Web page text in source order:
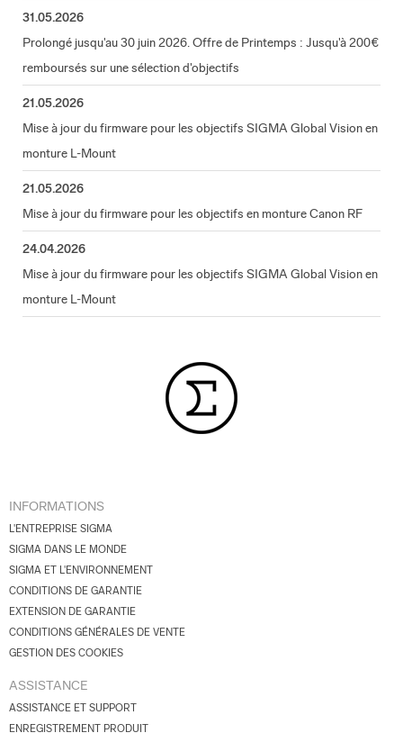
31.05.2026
Prolongé jusqu'au 30 juin 2026. Offre de Printemps : Jusqu'à 200€
remboursés sur une sélection d'objectifs
21.05.2026
Mise à jour du firmware pour les objectifs SIGMA Global Vision en
monture L-Mount
21.05.2026
Mise à jour du firmware pour les objectifs en monture Canon RF
24.04.2026
Mise à jour du firmware pour les objectifs SIGMA Global Vision en
monture L-Mount
INFORMATIONS
L'ENTREPRISE SIGMA
SIGMA DANS LE MONDE
SIGMA ET L'ENVIRONNEMENT
CONDITIONS DE GARANTIE
EXTENSION DE GARANTIE
CONDITIONS GÉNÉRALES DE VENTE
GESTION DES COOKIES
ASSISTANCE
ASSISTANCE ET SUPPORT
ENREGISTREMENT PRODUIT